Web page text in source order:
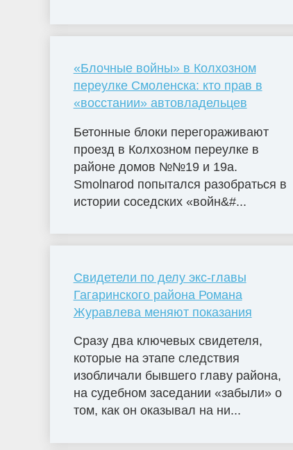
«Блочные войны» в Колхозном
переулке Смоленска: кто прав в
«восстании» автовладельцев
Бетонные блоки перегораживают
проезд в Колхозном переулке в
районе домов №№19 и 19а.
Smolnarod попытался разобраться в
истории соседских «войн&#...
Свидетели по делу экс-главы
Гагаринского района Романа
Журавлева меняют показания
Сразу два ключевых свидетеля,
которые на этапе следствия
изобличали бывшего главу района,
на судебном заседании «забыли» о
том, как он оказывал на ни...